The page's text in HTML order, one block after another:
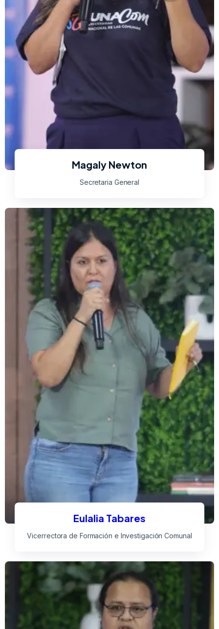
Magaly Newton
Secretaria General
Eulalia Tabares
Vicerrectora de Formación e Investigación Comunal